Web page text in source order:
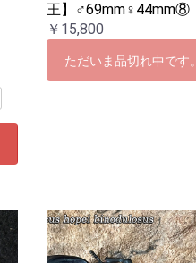
王】♂69mm♀44mm⑧
￥15,800
ただいま品切れ中です。